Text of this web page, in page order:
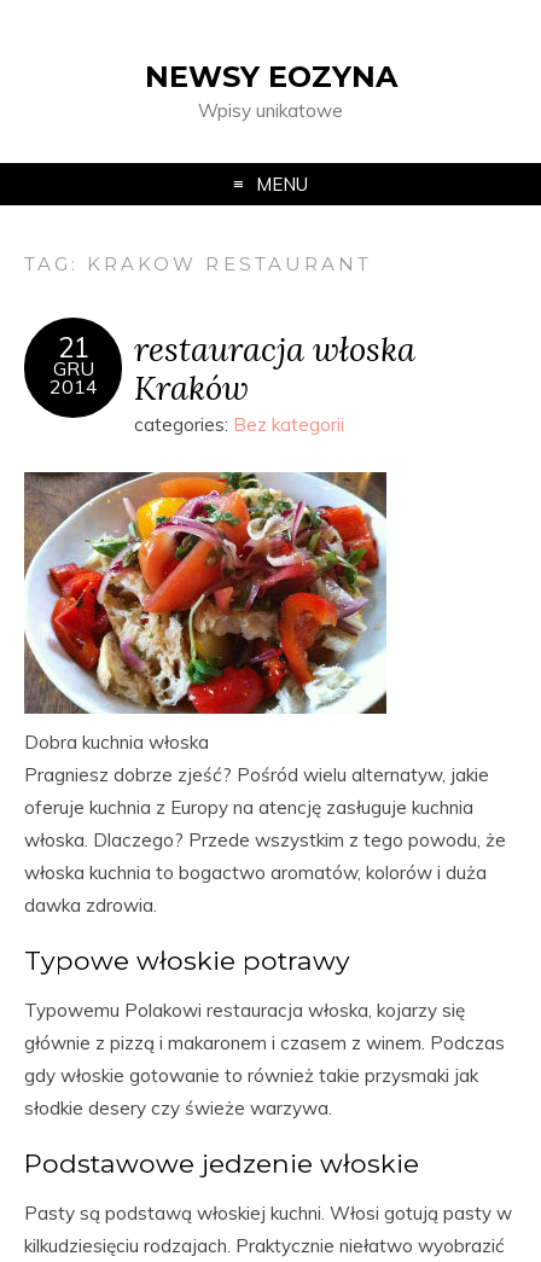
NEWSY EOZYNA
Wpisy unikatowe
MENU
TAG: KRAKOW RESTAURANT
21
GRU
2014
restauracja włoska
Kraków
categories: Bez kategorii
Dobra kuchnia włoska
Pragniesz dobrze zjeść? Pośród wielu alternatyw, jakie
oferuje kuchnia z Europy na atencję zasługuje kuchnia
włoska. Dlaczego? Przede wszystkim z tego powodu, że
włoska kuchnia to bogactwo aromatów, kolorów i duża
dawka zdrowia.
Typowe włoskie potrawy
Typowemu Polakowi restauracja włoska, kojarzy się
głównie z pizzą i makaronem i czasem z winem. Podczas
gdy włoskie gotowanie to również takie przysmaki jak
słodkie desery czy świeże warzywa.
Podstawowe jedzenie włoskie
Pasty są podstawą włoskiej kuchni. Włosi gotują pasty w
kilkudziesięciu rodzajach. Praktycznie niełatwo wyobrazić